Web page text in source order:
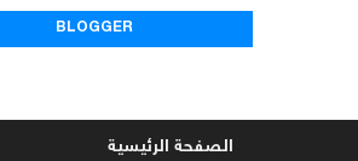
BLOGGER
الصفحة الرئيسية